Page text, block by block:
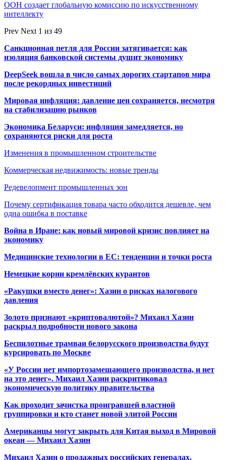
ООН создает глобальную комиссию по искусственному
интеллекту
Prev Next 1 из 49
Санкционная петля для России затягивается: как
изоляция банковской системы душит экономику
DeepSeek вошла в число самых дорогих стартапов мира
после рекордных инвестиций
Мировая инфляция: давление цен сохраняется, несмотря
на стабилизацию рынков
Экономика Беларуси: инфляция замедляется, но
сохраняются риски для роста
Изменения в промышленном строительстве
Коммерческая недвижимость: новые тренды
Редевелопмент промышленных зон
Почему сертификация товара часто обходится дешевле, чем
одна ошибка в поставке
Война в Иране: как новый мировой кризис повлияет на
экономику
Медицинские технологии в ЕС: тенденции и точки роста
Немецкие корни кремлёвских курантов
«Ракушки вместо денег»: Хазин о рисках налогового
давления
Золото признают «криптовалютой»? Михаил Хазин
раскрыл подробности нового закона
Беспилотные трамваи белорусского производства будут
курсировать по Москве
«У России нет импортозамещающего производства, и нет
на это денег». Михаил Хазин раскритиковал
экономическую политику правительства
Как проходит зачистка проигравшей властной
группировки и кто станет новой элитой России
Американцы могут закрыть для Китая выход в Мировой
океан — Михаил Хазин
Михаил Хазин о продажных российских генералах,